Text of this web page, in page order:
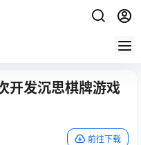
开发沉思棋牌游戏
前往下载